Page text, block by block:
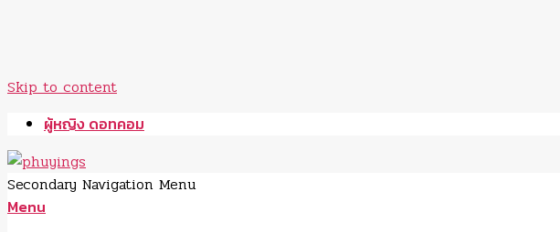
Skip to content
ผู้หญิง ดอทคอม
Secondary Navigation Menu
Menu